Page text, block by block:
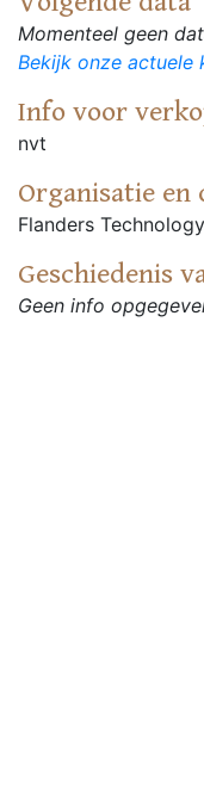
Momenteel geen
Bekijk onze actuele
Info voor
nvt
Organisatie en
Flanders
Geschiedenis
Geen info